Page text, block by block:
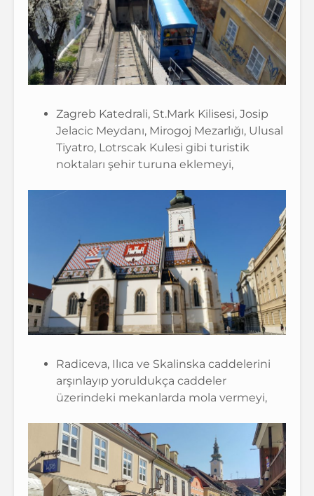
Zagreb Katedrali, St.Mark Kilisesi, Josip
Jelacic Meydanı, Mirogoj Mezarlığı, Ulusal
Tiyatro, Lotrscak Kulesi gibi turistik
noktaları şehir turuna eklemeyi,
Radiceva, Ilıca ve Skalinska caddelerini
arşınlayıp yoruldukça caddeler
üzerindeki mekanlarda mola vermeyi,